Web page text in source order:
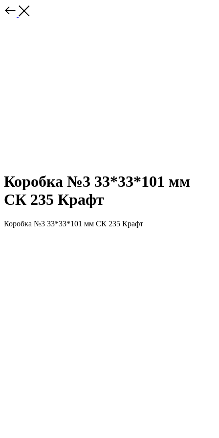
Коробка №3 33*33*101 мм
СК 235 Крафт
Коробка №3 33*33*101 мм СК 235 Крафт